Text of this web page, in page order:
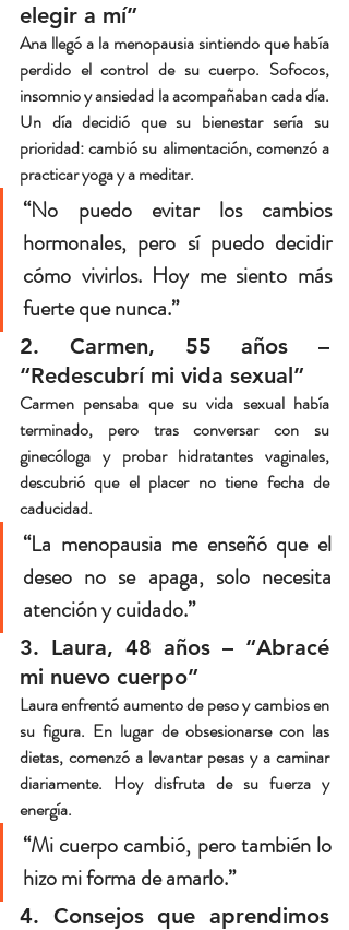
elegir a mí”
Ana llegó a la menopausia sintiendo que había
perdido el control de su cuerpo. Sofocos,
insomnio y ansiedad la acompañaban cada día.
Un día decidió que su bienestar sería su
prioridad: cambió su alimentación, comenzó a
practicar yoga y a meditar.
“No puedo evitar los cambios
hormonales, pero sí puedo decidir
cómo vivirlos. Hoy me siento más
fuerte que nunca.”
2. Carmen, 55 años –
“Redescubrí mi vida sexual”
Carmen pensaba que su vida sexual había
terminado, pero tras conversar con su
ginecóloga y probar hidratantes vaginales,
descubrió que el placer no tiene fecha de
caducidad.
“La menopausia me enseñó que el
deseo no se apaga, solo necesita
atención y cuidado.”
3. Laura, 48 años – “Abracé
mi nuevo cuerpo”
Laura enfrentó aumento de peso y cambios en
su figura. En lugar de obsesionarse con las
dietas, comenzó a levantar pesas y a caminar
diariamente. Hoy disfruta de su fuerza y
energía.
“Mi cuerpo cambió, pero también lo
hizo mi forma de amarlo.”
4. Consejos que aprendimos